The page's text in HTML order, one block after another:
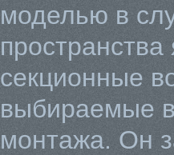
моделью в
секционные
выбираемые
монтажа. Он